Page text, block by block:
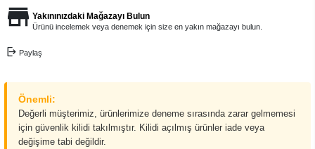
Yakınınızdaki Mağazayı Bulun
Ürünü incelemek veya denemek için size en yakın mağazayı bulun.
Paylaş
Önemli:
Değerli müşterimiz, ürünlerimize deneme sırasında zarar gelmemesi
için güvenlik kilidi takılmıştır. Kilidi açılmış ürünler iade veya
değişime tabi değildir.